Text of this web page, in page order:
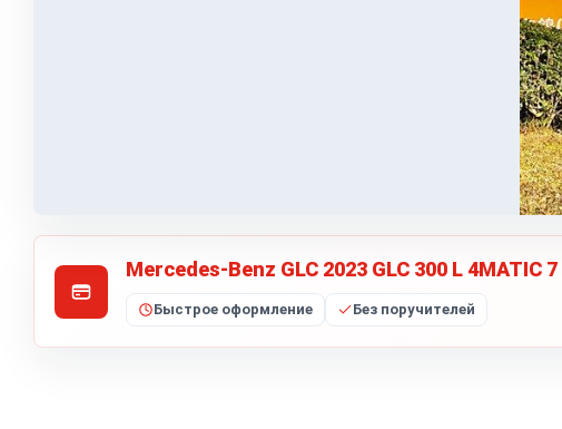
Mercedes-Benz GLC 2023 GLC 300 L 4MATIC 7
Быстрое оформление Без поручителей